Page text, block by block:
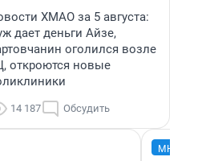
ХМАО за 5 августа:
дает деньги Айзе,
оголился возле
откроются новые
14 187 Обсудить